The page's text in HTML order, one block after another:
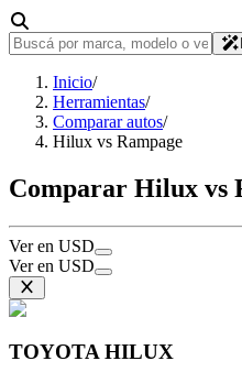
Inicio/
Herramientas/
Comparar autos/
Hilux vs Rampage
Comparar Hilux vs
Ver en USD
Ver en USD
TOYOTA HILUX